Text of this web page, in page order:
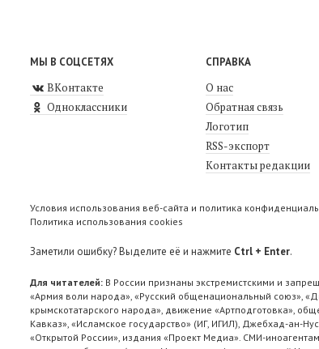
МЫ В СОЦСЕТЯХ
ВКонтакте
Одноклассники
СПРАВКА
О нас
Обратная связь
Логотип
RSS-экспорт
Контакты редакции
Условия использования веб-сайта и политика
Политика использования cookies
Заметили ошибку? Выделите её и нажмите Ctrl + Enter.
Для читателей: В России признаны экстремистскими и
«Армия воли народа», «Русский общенациональный союз»,
крымскотатарского народа», движение «Артподготовка»,
Кавказ», «Исламское государство» (ИГ, ИГИЛ), Джебхад-ан-
«Открытой России», издания «Проект Медиа». СМИ-